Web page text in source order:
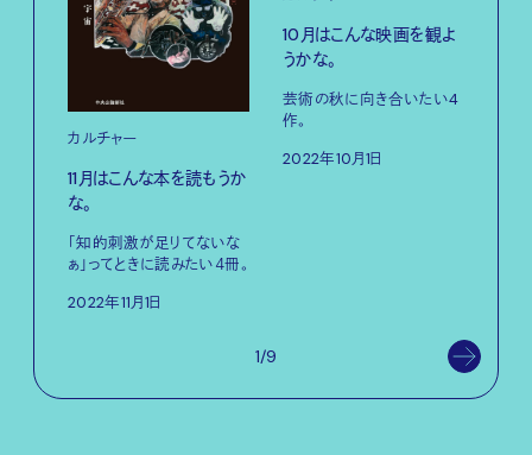
カルチャー
11月はこんな本を読もうか
な。
「知的刺激が足りてないな
ぁ」ってときに読みたい４冊。
2022年11月1日
10月はこんな映画を観よ
うかな。
芸術の秋に向き合いたい4
作。
2022年10月1日
1/9